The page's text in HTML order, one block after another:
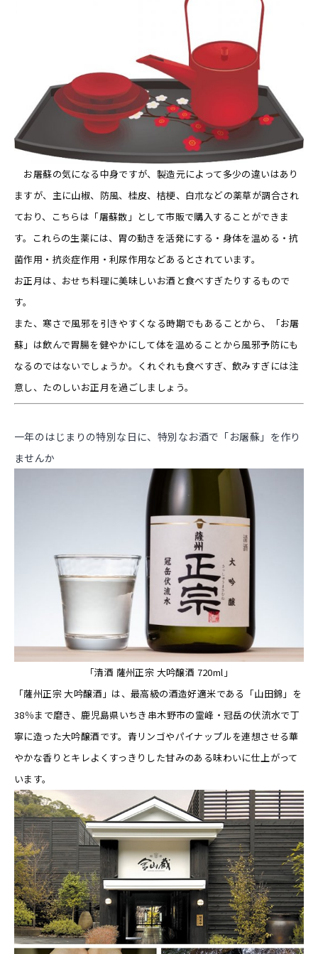
お屠蘇の気になる中身ですが、製造元によって多少の違いはあり
ますが、主に山椒、防風、桂皮、桔梗、白朮などの薬草が調合され
ており、こちらは「屠蘇散」として市販で購入することができま
す。これらの生薬には、胃の動きを活発にする・身体を温める・抗
菌作用・抗炎症作用・利尿作用などあるとされています。
お正月は、おせち料理に美味しいお酒と食べすぎたりするもので
す。
また、寒さで風邪を引きやすくなる時期でもあることから、「お屠
蘇」は飲んで胃腸を健やかにして体を温めることから風邪予防にも
なるのではないでしょうか。くれぐれも食べすぎ、飲みすぎには注
意し、たのしいお正月を過ごしましょう。
一年のはじまりの特別な日に、特別なお酒で「お屠蘇」を作り
ませんか
「清酒 薩州正宗 大吟醸酒 720ml」
「薩州正宗 大吟醸酒」は、最高級の酒造好適米である「山田錦」を
38％まで磨き、鹿児島県いちき串木野市の霊峰・冠岳の伏流水で丁
寧に造った大吟醸酒です。青リンゴやパイナップルを連想させる華
やかな香りとキレよくすっきりした甘みのある味わいに仕上がって
います。